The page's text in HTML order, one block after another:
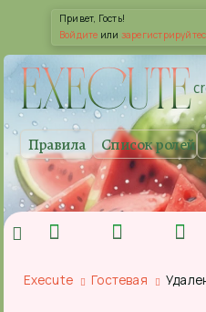
Правила Список ролей
EXECUTE
Привет, Гость!
Войдите или
Execute Гостевая